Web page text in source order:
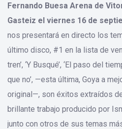
Fernando Buesa Arena de
Gasteiz el viernes 16 de
nos presentará en directo los
último disco, #1 en la lista de
tren’, ‘Y Busqué’, ‘El paso del
que no’, —esta última, Goya a
original—, son éxitos extraídos
brillante trabajo producido por
junto con otros de sus temas